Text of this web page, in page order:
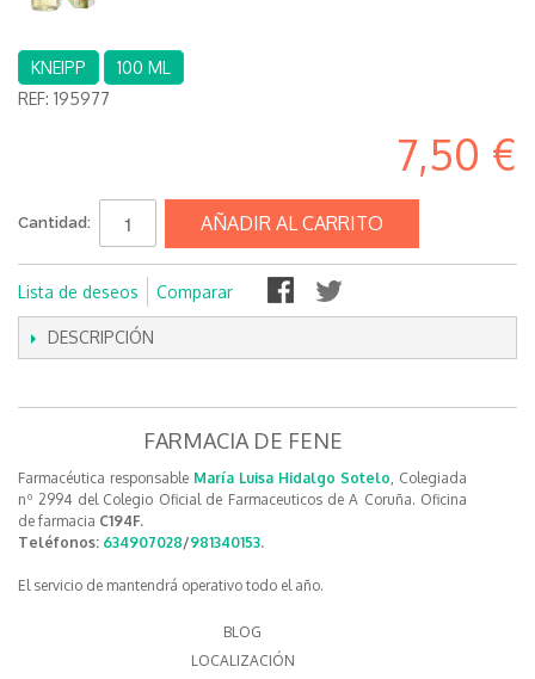
KNEIPP
100 ML
REF: 195977
7,50 €
Cantidad: AÑADIR AL CARRITO
Lista de deseos Comparar
DESCRIPCIÓN
FARMACIA DE FENE
Farmacéutica responsable María Luisa Hidalgo Sotelo, Colegiada
nº 2994 del Colegio Oficial de Farmaceuticos de A Coruña. Oficina
de farmacia C194F.
Teléfonos: 634907028/981340153.
El servicio de mantendrá operativo todo el año.
BLOG
LOCALIZACIÓN